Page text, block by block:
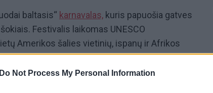
Do Not Process My Personal Information
baltasis“ karnavalas, kuris papuošia gatves
Festivalis laikomas UNESCO
Amerikos šalies vietinių, ispanų ir Afrikos
minimos juoda ir balta spalvos,
karnavalassujungia ryškias spalvas, kad būtų
Viena iš festivalio tradicijų – karnavalo dalyviai